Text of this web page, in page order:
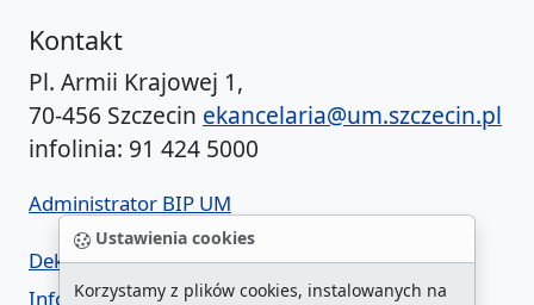
Ustawienia cookies
Korzystamy z plików cookies, instalowanych na
Kontakt
Pl. Armii Krajowej 1,
70-456 Szczecin ekancelaria@um.szczecin.pl
infolinia: 91 424 5000
Administrator BIP UM
Deklaracja dostępności
Informacja o urzędzie w ETR